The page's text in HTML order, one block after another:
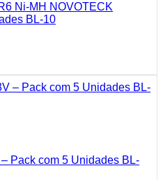
Ni-MH NOVOTECK
BL-10
Pack com 5 Unidades BL-